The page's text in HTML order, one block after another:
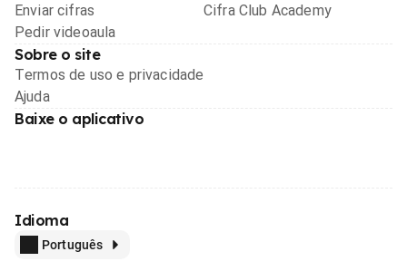
Enviar cifras
Pedir videoaula
Cifra Club Academy
Sobre o site
Termos de uso e privacidade
Ajuda
Baixe o aplicativo
Idioma
Português